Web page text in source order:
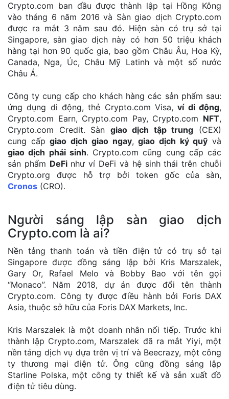
Crypto.com ban đầu được thành lập tại Hồng Kông
vào tháng 6 năm 2016 và Sàn giao dịch Crypto.com
được ra mắt 3 năm sau đó. Hiện sàn có trụ sở tại
Singapore, sàn giao dịch này có hơn 50 triệu khách
hàng tại hơn 90 quốc gia, bao gồm Châu Âu, Hoa Kỳ,
Canada, Nga, Úc, Châu Mỹ Latinh và một số nước
Châu Á.
Công ty cung cấp cho khách hàng các sản phẩm sau:
ứng dụng di động, thẻ Crypto.com Visa,ví di động,
Crypto.com Earn, Crypto.com Pay, Crypto.com NFT,
Crypto.com Credit. Sàn giao dịch tập trung (CEX)
cung cấpgiao dịch giao ngay,giao dịch ký quỹ và
giao dịch phái sinh. Crypto.com cũng cung cấp các
sản phẩm DeFinhư ví DeFi và hệ sinh thái trên chuỗi
Crypto.org được hỗ trợ bởi token gốc của sàn,
Cronos (CRO).
Người sáng lập sàn giao dịch
Crypto.com là ai?
Nền tảng thanh toán và tiền điện tử có trụ sở tại
Singapore được đồng sáng lập bởi Kris Marszalek,
Gary Or, Rafael Melo và Bobby Bao với tên gọi
“Monaco”. Năm 2018, dự án được đổi tên thành
Crypto.com. Công ty được điều hành bởi Foris DAX
Asia, thuộc sở hữu của Foris DAX Markets, Inc.
Kris Marszalek là một doanh nhân nối tiếp. Trước khi
thành lập Crypto.com, Marszalek đã ra mắt Yiyi, một
nền tảng dịch vụ dựa trên vị trí và Beecrazy, một công
ty thương mại điện tử. Ông cũng đồng sáng lập
Starline Polska, một công ty thiết kế và sản xuất đồ
điện tử tiêu dùng.